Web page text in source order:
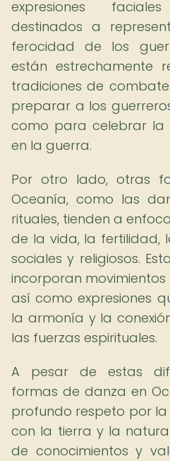
expresiones
destinados a
ferocidad de los
están estrechamente
tradiciones de
preparar a los
como para celebrar la
en la guerra.
Por otro lado, otras
Oceanía, como las
rituales, tienden a
de la vida, la fertilidad,
sociales y religiosos.
incorporan movimientos
así como expresiones
la armonía y la
las fuerzas espirituales.
A pesar de estas
formas de danza en
profundo respeto por la
con la tierra y la
de conocimientos y